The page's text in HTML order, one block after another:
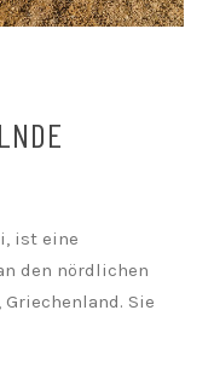
ist eine
den nördlichen
Sie